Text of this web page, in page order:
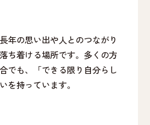
年の思い出や人とのつながり
ち着ける場所です。多くの方
でも、「できる限り自分らし
を持っています。